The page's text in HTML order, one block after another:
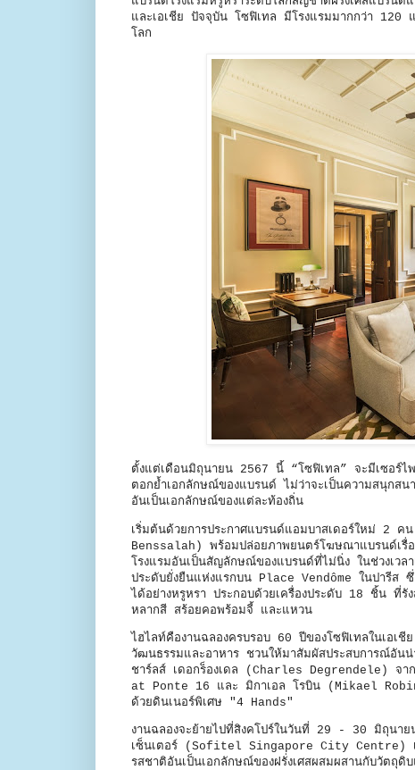
และเอเชีย ปัจจุบัน โซฟิเทล มีโรงแรมมากกว่า 120
โลก
ตั้งแต่เดือนมิถุนายน 2567 นี้ “โซฟิเทล” จะมีเซอร์ไ
ตอกย้ำเอกลักษณ์ของแบรนด์ ไม่ว่าจะเป็นความสนุก
อันเป็นเอกลักษณ์ของแต่ละท้องถิ่น
เริ่มต้นด้วยการประกาศแบรนด์แอมบาสเดอร์ใหม่
Benssalah) พร้อมปล่อยภาพยนตร์โฆษณาแบรนด์
โรงแรมอันเป็นสัญลักษณ์ของแบรนด์ที่ไม่นิ่ง ในช่วงเว
ประดับยั่งยืนแห่งแรกบน Place Vendôme ในปารีส ซึ่
ได้อย่างหรูหรา ประกอบด้วยเครื่องประดับ 18 ชิ้น ที่รั
หลากสี สร้อยคอพร้อมจี้ และแหวน
ไฮไลท์คืองานฉลองครบรอบ 60 ปีของโซฟิเทลในเอเ
วัฒนธรรมและอาหาร ชวนให้มาสัมผัสประสบการณ์อัน
ชาร์ลส์ เดอกร็องเดล (Charles
at Ponte 16 และ มิกาเอล โรบิน (Mikael
ด้วยดินเนอร์พิเศษ "4 Hands"
งานฉลองจะย้ายไปที่สิงคโปร์ในวันที่ 29 - 30 มิถุนา
เซ็นเตอร์ (Sofitel Singapore City Centre) เ
รสชาติอันเป็นเอกลักษณ์ของฝรั่งเศสผสมผสานกับวัตถุ